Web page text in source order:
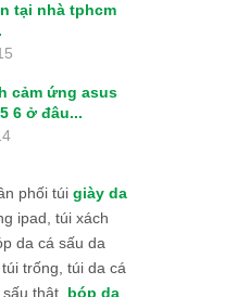
tại nhà tphcm
cảm ứng asus
6 ở đâu...
phối túi giày da
ipad, túi xách
da cá sấu da
trống, túi da cá
thật, bóp da